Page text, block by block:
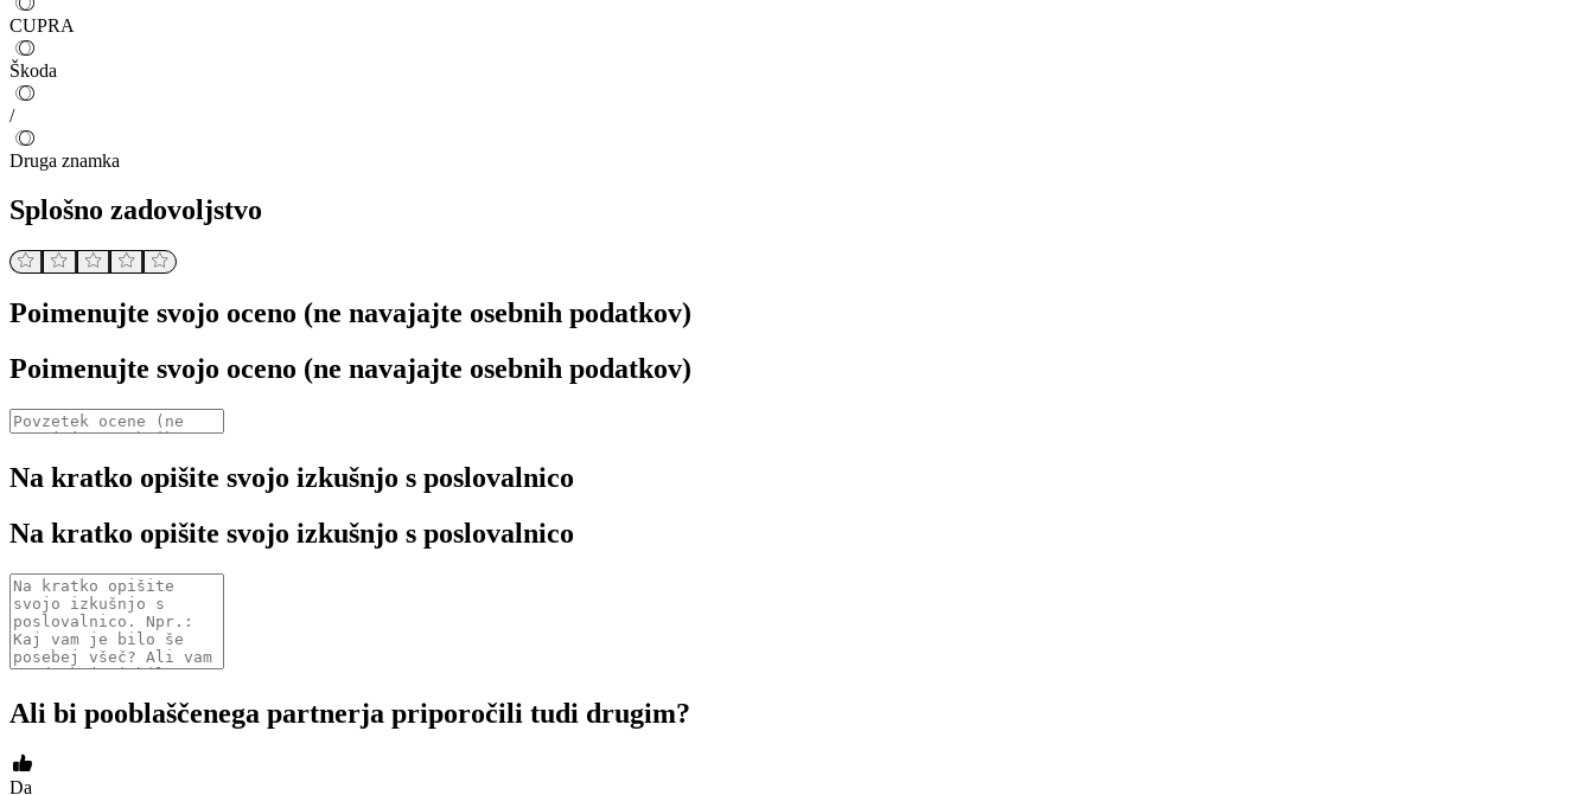
CUPRA
Škoda
/
Druga znamka
Splošno zadovoljstvo
Poimenujte svojo oceno (ne navajajte osebnih podatkov)
Poimenujte svojo oceno (ne navajajte osebnih podatkov)
Na kratko opišite svojo izkušnjo s poslovalnico
Na kratko opišite svojo izkušnjo s poslovalnico
Ali bi pooblaščenega partnerja priporočili tudi drugim?
Da